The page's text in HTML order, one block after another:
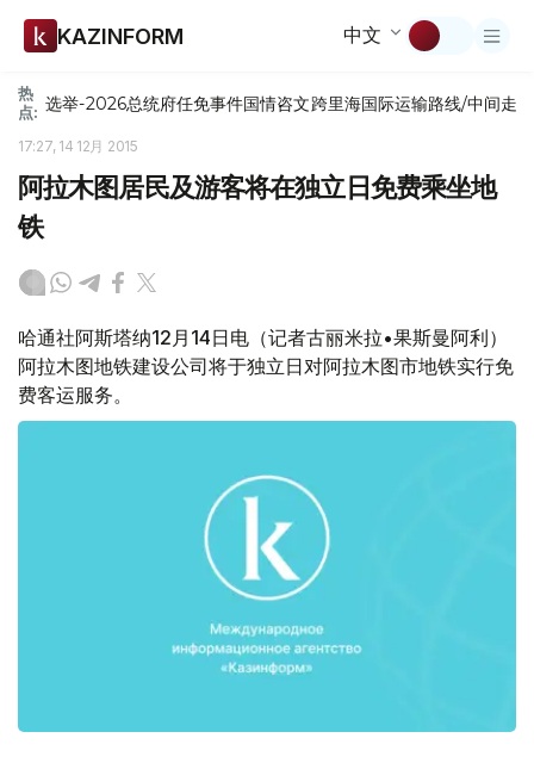
KAZINFORM 中文
热
点: 选举-2026总统府任免事件国情咨文跨里海国际运输路线/中间走廊
17:27, 14 12月 2015
阿拉木图居民及游客将在独立日免费乘坐地
铁
哈通社阿斯塔纳12月14日电（记者古丽米拉•果斯曼阿利）
阿拉木图地铁建设公司将于独立日对阿拉木图市地铁实行免
费客运服务。